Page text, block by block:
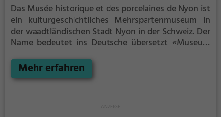
Das Musée historique et des porcelaines de Nyon ist
ein kulturgeschichtliches Mehrspartenmuseum in
der waadtländischen Stadt Nyon in der Schweiz. Der
Name bedeutet ins Deutsche übersetzt «Museum
einige Personen aus Nyon eine Gesellschaft mit dem
Zweck, geschichtliche Objekte aller Art aus Nyon für
Mehr erfahren